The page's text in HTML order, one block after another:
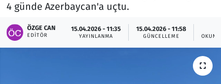
4 günde Azerbaycan'a uçtu.
ÖZGE CAN
EDITÖR
15.04.2026 - 11:35
YAYINLANMA
15.04.2026 - 11:58
GÜNCELLEME
Memur ve Kamu
Otomobil